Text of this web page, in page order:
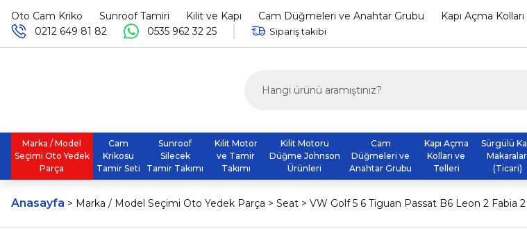
Oto Cam Kriko Sunroof Tamiri Kilit ve Kapı Cam Düğmeleri ve Anahtar Grubu Kapı Açma
0212 649 81 82
0535 962 32 25 Sipariş takibi
Marka / Model
Seçimi Oto Yedek
Parça
Cam
Krikosu
Tamir Seti
Sunroof
Silecek
Tamir Takımı
Kilit Motor
ve Tamir
Takımı
Kilit Motoru
Düğme Johnson
Ürünleri
Cam
Düğmeleri ve
Anahtar Grubu
Kapı Açma
Kolları ve
Telleri
Sürgülü
(Ticari)
Anasayfa Marka / Model Seçimi Oto Yedek Parça Seat VW Golf 5 6 Tiguan Passat B6 Leon 2 Fabia